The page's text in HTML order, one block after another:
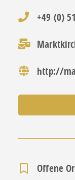
+49 (0)
http://
Offene